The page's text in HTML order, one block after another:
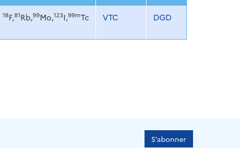
18F,81Rb,99Mo,123I,99mTc VTC DGD
S’abonner